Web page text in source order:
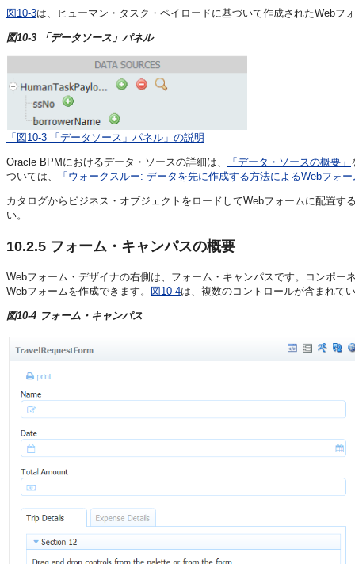
図10-3は、ヒューマン・タスク・ペイロードに基づいて作成されたWeb
図10-3 「データソース」パネル
「図10-3 「データソース」パネル」の説明
Oracle BPMにおけるデータ・ソースの詳細は、 「データ・ソースの概要」
ついては、
「ウォークスルー: データを先に作成する方法によるWebフォ
カタログからビジネス・オブジェクトをロードしてWebフォームに配置す
い。
10.2.5 フォーム・キャンパスの概要
Webフォーム・デザイナの右側は、フォーム・キャンパスです。コンポ
Webフォームを作成できます。
図10-4は、複数のコントロールが含まれて
図10-4 フォーム・キャンパス